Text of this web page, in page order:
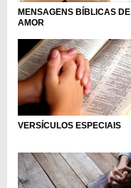
MENSAGENS BÍBLICAS DE
AMOR
VERSÍCULOS ESPECIAIS